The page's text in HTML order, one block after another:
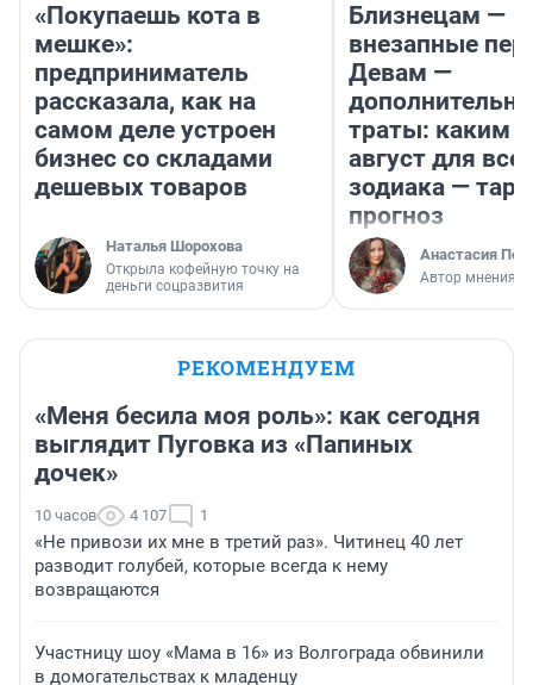
«Покупаешь кота в
мешке»:
предприниматель
рассказала, как на
самом деле устроен
бизнес со складами
дешевых товаров
Наталья Шорохова
Открыла кофейную точку на
деньги соцразвития
Близнецам —
внезапные
Девам —
траты: каким
август для
зодиака —
прогноз
Анастасия
Автор мнения
РЕКОМЕНДУЕМ
«Меня бесила моя роль»: как сегодня
выглядит Пуговка из «Папиных
дочек»
10 часов 4 107 1
«Не привози их мне в третий раз». Читинец 40 лет
разводит голубей, которые всегда к нему
возвращаются
Участницу шоу «Мама в 16» из Волгограда обвинили
в домогательствах к младенцу